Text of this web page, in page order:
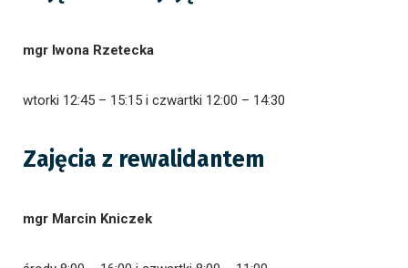
mgr Iwona Rzetecka
wtorki 12:45 – 15:15 i czwartki 12:00 – 14:30
Zajęcia z rewalidantem
mgr Marcin Kniczek